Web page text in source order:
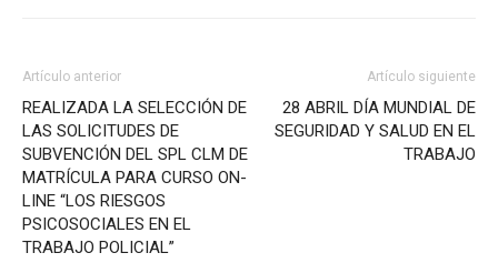
Artículo anterior
REALIZADA LA SELECCIÓN DE
LAS SOLICITUDES DE
SUBVENCIÓN DEL SPL CLM DE
MATRÍCULA PARA CURSO ON-
LINE “LOS RIESGOS
PSICOSOCIALES EN EL
TRABAJO POLICIAL”
Artículo siguiente
28 ABRIL DÍA MUNDIAL DE
SEGURIDAD Y SALUD EN EL
TRABAJO